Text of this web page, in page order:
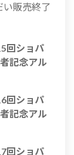
い販売終了
回ショパ
記念アル
回ショパ
記念アル
回ショパ